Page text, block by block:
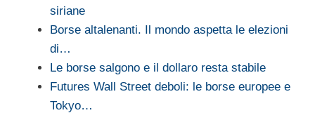
siriane
Borse altalenanti. Il mondo aspetta le elezioni
di…
Le borse salgono e il dollaro resta stabile
Futures Wall Street deboli: le borse europee e
Tokyo…